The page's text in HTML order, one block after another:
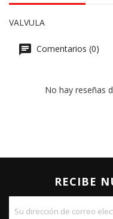
VALVULA
Comentarios (0)
No hay reseñas
RECIBE